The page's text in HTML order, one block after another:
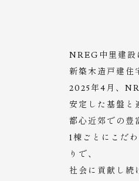
NREG中里建設
新築木造戸建住
2025年4月、
安定した基盤と
都心近郊での豊
1棟ごとにこだ
りで、
社会に貢献し続